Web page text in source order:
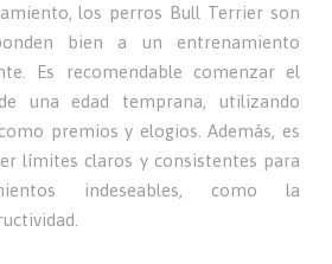
los perros Bull Terrier son
bien a un entrenamiento
Es recomendable comenzar el
una edad temprana, utilizando
premios y elogios. Además, es
límites claros y consistentes para
indeseables, como la